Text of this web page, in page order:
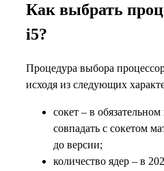
Как выбрать
i5?
Процедура выбора
исходя из следующих
сокет – в
совпадать с сокетом
до версии;
количество ядер – в